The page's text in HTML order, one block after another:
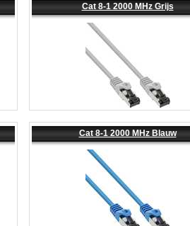
Cat 8-1 2000 MHz Grijs
Cat 8-1 2000 MHz Blauw